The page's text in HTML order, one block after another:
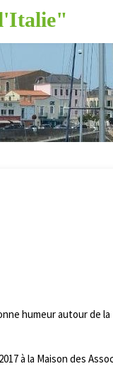
l'Italie"
humeur autour de
à la Maison des